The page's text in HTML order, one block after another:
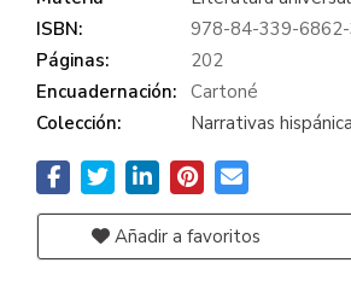
ISBN:
978-84-339-
Páginas:
202
Encuadernación: Cartoné
Colección:
Narrativas
Añadir a favoritos